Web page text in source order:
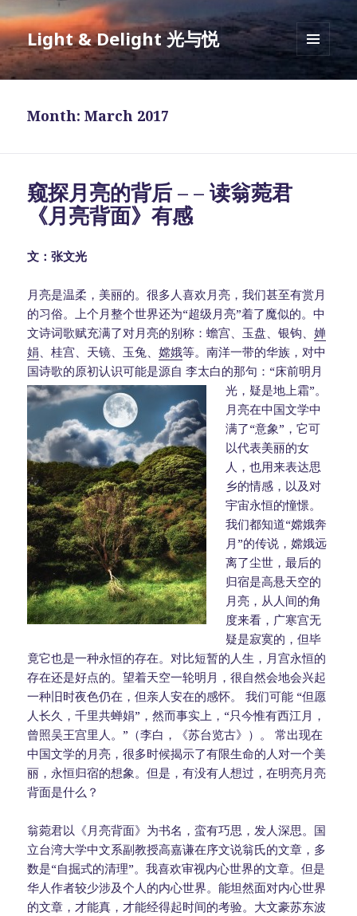
Light & Delight 光与悦
Month: March 2017
窥探月亮的背后 – – 读翁菀君
《月亮背面》有感
文：张文光
月亮是温柔，美丽的。很多人喜欢月亮，我们甚至有赏月
的习俗。上个月整个世界还为“超级月亮”着了魔似的。中
文诗词歌赋充满了对月亮的别称：蟾宫、玉盘、银钩、婵
娟、桂宫、天镜、玉兔、嫦娥等。南洋一带的华族，对中
国诗歌的原初认识可能是源自李太白的那句：“床前明月
光，疑是地上霜”。
月亮在中国文学中
满了“意象”，它可
以代表美丽的女
人，也用来表达思
乡的情感，以及对
宇宙永恒的憧憬。
我们都知道“嫦娥奔
月”的传说，嫦娥远
离了尘世，最后的
归宿是高悬天空的
月亮，从人间的角
度来看，广寒宫无
疑是寂寞的，但毕
竟它也是一种永恒的存在。对比短暂的人生，月宫永恒的
存在还是好点的。望着天空一轮明月，很自然会地会兴起
一种旧时夜色仍在，但亲人安在的感怀。 我们可能 “但愿
人长久，千里共蝉娟”，然而事实上，“只今惟有西江月，
曾照吴王宫里人。”（李白，《苏台览古》）。 常出现在
中国文学的月亮，很多时候揭示了有限生命的人对一个美
丽，永恒归宿的想象。但是，有没有人想过，在明亮月亮
背面是什么？
翁菀君以《月亮背面》为书名，蛮有巧思，发人深思。国
立台湾大学中文系副教授高嘉谦在序文说翁氏的文章，多
数是“自掘式的清理”。我喜欢审视内心世界的文章。但是
华人作者较少涉及个人的内心世界。能坦然面对内心世界
的文章，才能真，才能经得起时间的考验。大文豪苏东波